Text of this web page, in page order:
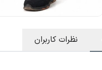
نظرات کاربران